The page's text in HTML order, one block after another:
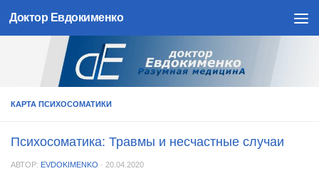
Skip to content
Доктор Евдокименко
КАРТА ПСИХОСОМАТИКИ
Психосоматика: Травмы и несчастные случаи
АВТОР: EVDOKIMENKO · 20.04.2020